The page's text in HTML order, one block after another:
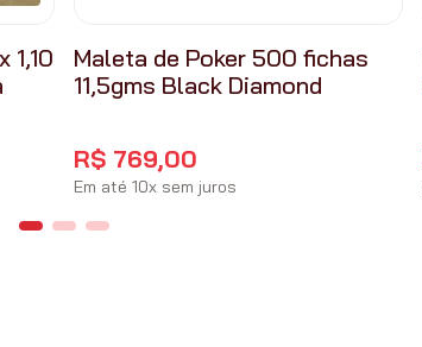
1,10
Maleta de Poker 500 fichas
11,5gms Black Diamond
R$ 769,00
Em até10x sem juros